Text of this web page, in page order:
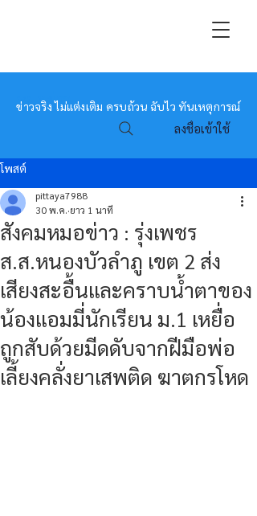
หมอข่าว
ข่าวจริง ไม่แต่งเติม ครบถ้วน ฉับไว ทันเหตุการณ์
ลงชื่อเข้าใช้
โพสต์
สังคมหมอข่าว : รุ่งเพชร
ส.ส.หนองบัวลำภู เขต 2 ส่ง
เสียงสะอื้นและคราบน้ำตาของ
น้องแอมมี่นักเรียน ม.1 เหยื่อ
ถูกสับด้วยมีดดับจากฝีมือพ่อ
เลี้ยงคลั่งยาเสพติด ฆาตกรโหด
pittaya7988
30 พ.ค. ยาว 1 นาที